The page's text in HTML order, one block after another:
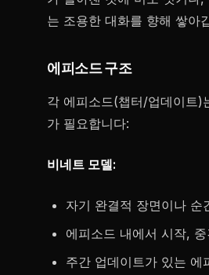
는 조용한 대화를 향해 쌓아
에피소드 구조
각 에피소드(챕터/업데이트)
가 필요합니다:
비네트 모델:
자기 완결적 장면이나 순
에피소드 내에서 시작,
주간 업데이트가 있는 에